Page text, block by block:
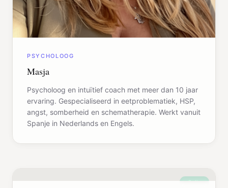
PSYCHOLOOG
Masja
Psycholoog en intuïtief coach met meer dan 10 jaar
ervaring. Gespecialiseerd in eetproblematiek, HSP,
angst, somberheid en schematherapie. Werkt vanuit
Spanje in Nederlands en Engels.